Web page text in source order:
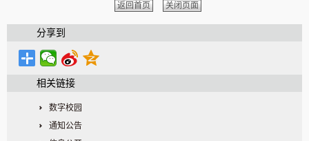
返回首页 关闭页面
分享到
相关链接
数字校园
通知公告